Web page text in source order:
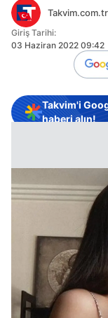
Takvim.com.tr
Giriş Tarihi:
03 Haziran 2022 09:42
Takvim'i
haberi alın!